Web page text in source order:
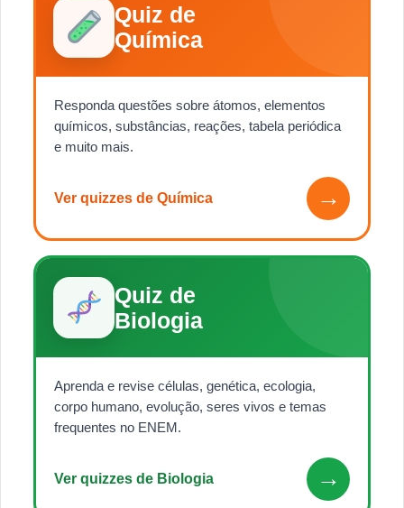
Quiz de
Química
Responda questões sobre átomos, elementos
químicos, substâncias, reações, tabela periódica
e muito mais.
Ver quizzes de Química →
Quiz de
Biologia
Aprenda e revise células, genética, ecologia,
corpo humano, evolução, seres vivos e temas
frequentes no ENEM.
Ver quizzes de Biologia →